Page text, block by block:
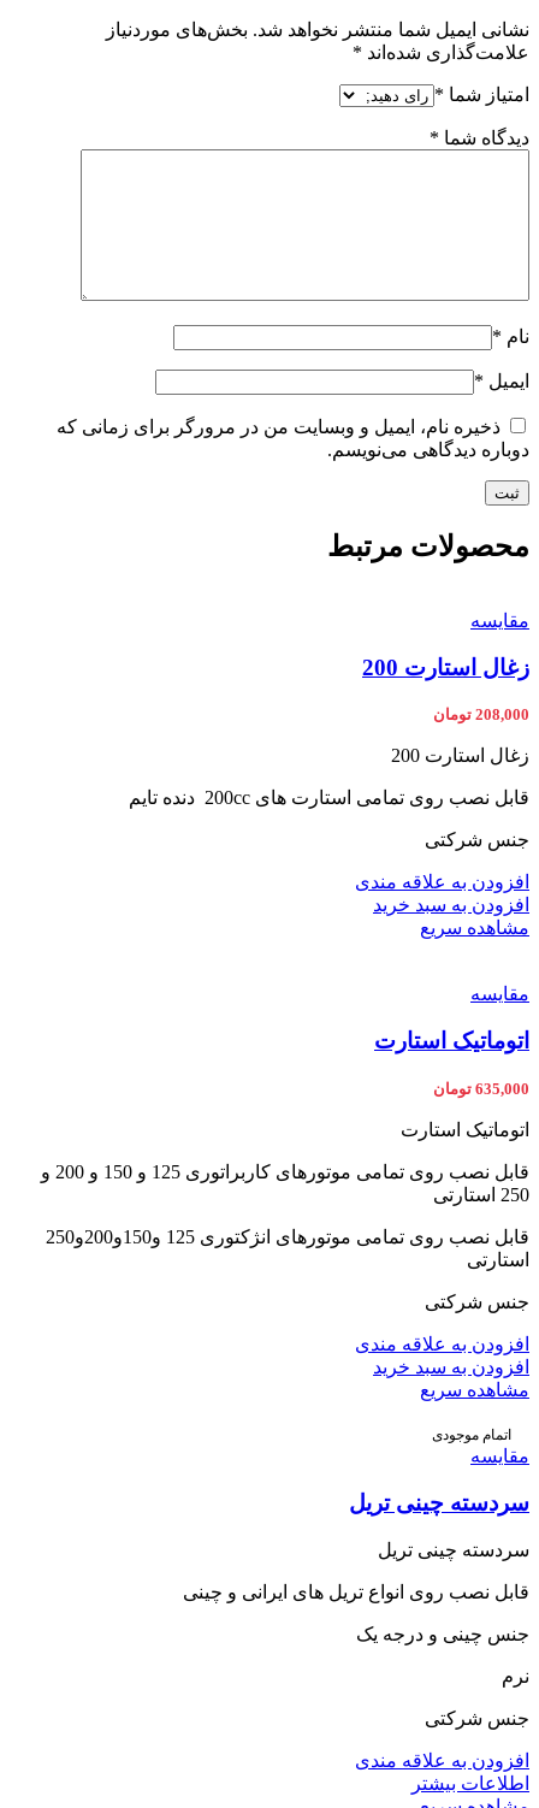
نشانی ایمیل شما منتشر نخواهد شد. بخش‌های موردنیاز
علامت‌گذاری شده‌اند *
امتیاز شما *
دیدگاه شما *
نام *
ایمیل *
ذخیره نام، ایمیل و وبسایت من در مرورگر برای زمانی که
دوباره دیدگاهی می‌نویسم.
محصولات مرتبط
مقایسه
زغال استارت 200
208,000 تومان
زغال استارت 200
قابل نصب روی تمامی استارت های 200cc دنده تایم
جنس شرکتی
افزودن به علاقه مندی
افزودن به سبد خرید
مشاهده سریع
مقایسه
اتوماتیک استارت
635,000 تومان
اتوماتیک استارت
قابل نصب روی تمامی موتورهای کاربراتوری 125 و 150 و 200 و
250 استارتی
قابل نصب روی تمامی موتورهای انژکتوری 125 و150و200و250
استارتی
جنس شرکتی
افزودن به علاقه مندی
افزودن به سبد خرید
مشاهده سریع
اتمام موجودی
مقایسه
سردسته چینی تریل
سردسته چینی تریل
قابل نصب روی انواع تریل های ایرانی و چینی
جنس چینی و درجه یک
نرم
جنس شرکتی
افزودن به علاقه مندی
اطلاعات بیشتر